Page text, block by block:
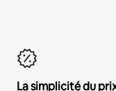
La simplicité du